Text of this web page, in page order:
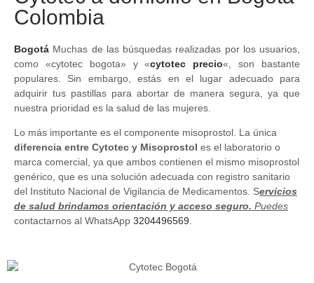
Colombia
Bogotá Muchas de las búsquedas realizadas por los usuarios,
como «cytotec bogota» y «cytotec precio«, son bastante
populares. Sin embargo, estás en el lugar adecuado para
adquirir tus pastillas para abortar de manera segura, ya que
nuestra prioridad es la salud de las mujeres.
Lo más importante es el componente misoprostol. La única
diferencia entre Cytotec y Misoprostol es el laboratorio o
marca comercial, ya que ambos contienen el mismo misoprostol
genérico, que es una solución adecuada con registro sanitario
del Instituto Nacional de Vigilancia de Medicamentos. Servicios
de salud brindamos orientación y acceso seguro. Puedes
contactarnos al WhatsApp 3204496569